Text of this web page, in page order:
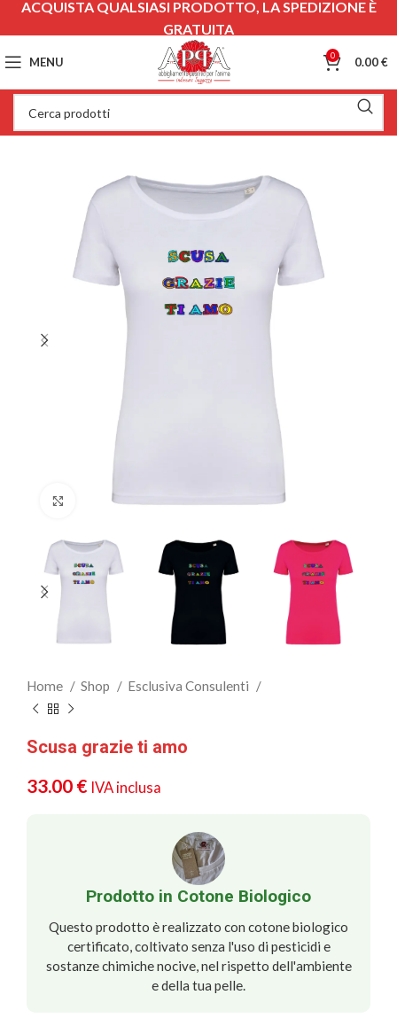
MENU 0 0.00€
Clicca per ingrandire
Home Shop Esclusiva Consulenti
Scusa grazie ti amo
33.00 € IVA inclusa
Prodotto in Cotone Biologico
Questo prodotto è realizzato con cotone biologico
certificato, coltivato senza l'uso di pesticidi e
sostanze chimiche nocive, nel rispetto dell'ambiente
e della tua pelle.
ACQUISTA QUALSIASI PRODOTTO, LA SPEDIZIONE È
GRATUITA